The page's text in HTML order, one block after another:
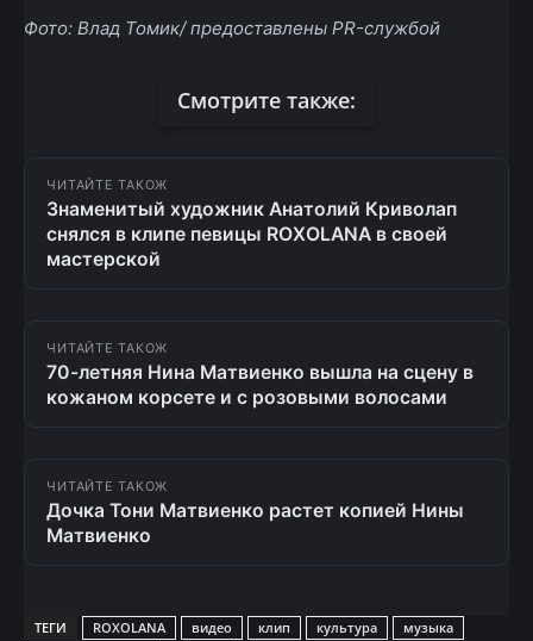
Фото: Влад Томик/ предоставлены PR-службой
Смотрите также:
ЧИТАЙТЕ ТАКОЖ
Знаменитый художник Анатолий Криволап
снялся в клипе певицы ROXOLANA в своей
мастерской
ЧИТАЙТЕ ТАКОЖ
70-летняя Нина Матвиенко вышла на сцену в
кожаном корсете и с розовыми волосами
ЧИТАЙТЕ ТАКОЖ
Дочка Тони Матвиенко растет копией Нины
Матвиенко
ТЕГИ ROXOLANA видео клип культура
музыка